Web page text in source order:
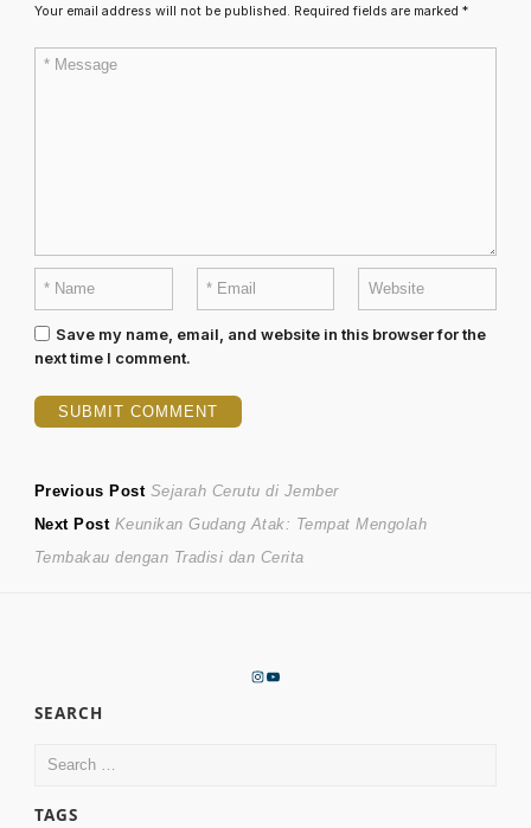
Your email address will not be published. Required fields are marked *
Save my name, email, and website in this browser for the
next time I comment.
Post
navigation
Previous Post Previous
post:
Sejarah Cerutu di Jember
Next Post Next
post:
Keunikan Gudang Atak: Tempat Mengolah
Tembakau dengan Tradisi dan Cerita
Instagram
YouTube
SEARCH
TAGS